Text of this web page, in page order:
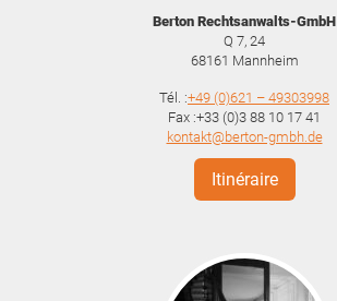
Berton Rechtsanwalts-GmbH
Q 7, 24
68161 Mannheim
Tél. :+49 (0)621 – 49303998
Fax :+33 (0)3 88 10 17 41
kontakt@berton-gmbh.de
Itinéraire